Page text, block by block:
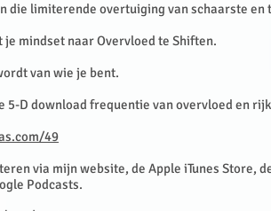
die limiterende overtuiging van schaarste en
mindset naar Overvloed te Shiften.
van wie je bent.
5-D download frequentie van overvloed en
49
via mijn website, de Apple iTunes Store,
Podcasts.